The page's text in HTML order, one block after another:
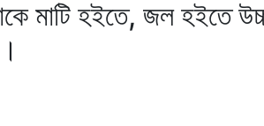
মাটি হইতে, জল হইতে